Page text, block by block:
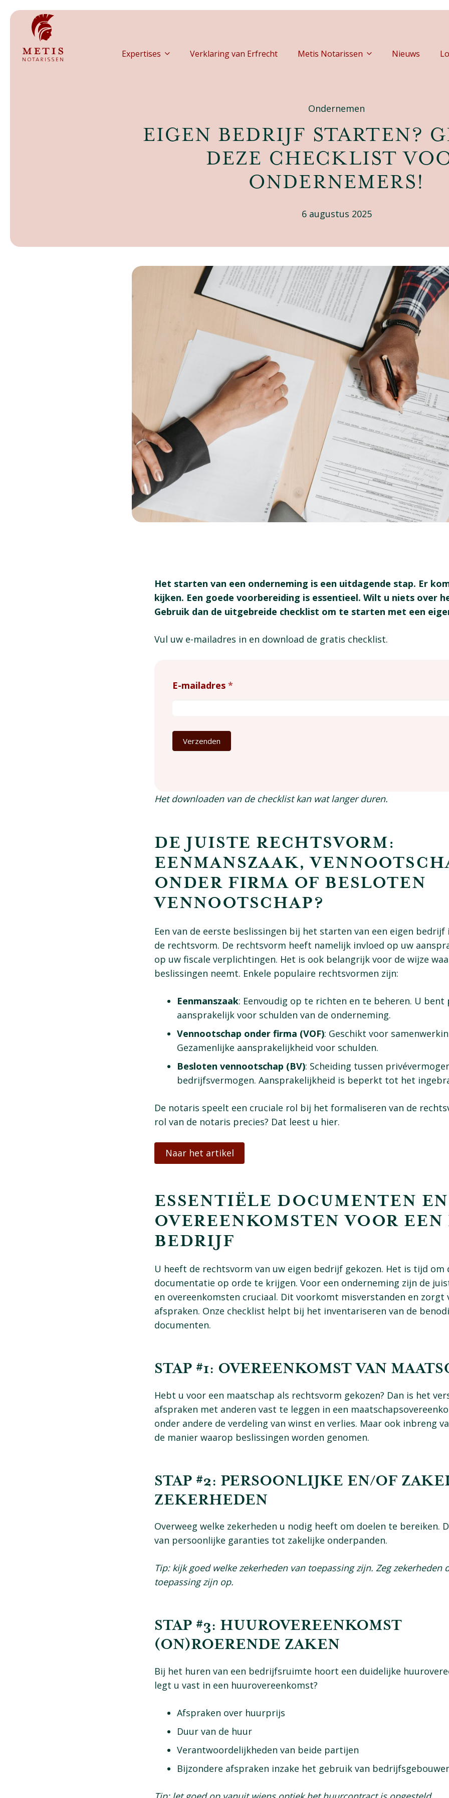
Expertises Verklaring van Erfrecht Metis Notarissen Nieuws
Ondernemen
EIGEN BEDRIJF STARTEN?
DEZE CHECKLIST
ONDERNEMERS!
6 augustus 2025
Het starten van een onderneming is een uitdagende stap. Er
kijken. Een goede voorbereiding is essentieel. Wilt u niets over
Gebruik dan de uitgebreide checklist om te starten met een
Vul uw e-mailadres in en download de gratis checklist.
Checklist
E-mailadres*
Verzenden
Het downloaden van de checklist kan wat langer duren.
DE JUISTE RECHTSVORM:
EENMANSZAAK,
ONDER FIRMA OF BESLOTEN
VENNOOTSCHAP?
Een van de eerste beslissingen bij het starten van een eigen bedrijf
de rechtsvorm. De rechtsvorm heeft namelijk invloed op uw
op uw fiscale verplichtingen. Het is ook belangrijk voor de wijze
beslissingen neemt. Enkele populaire rechtsvormen zijn:
Eenmanszaak: Eenvoudig op te richten en te beheren. U bent
aansprakelijk voor schulden van de onderneming.
Vennootschap onder firma (VOF): Geschikt voor
Gezamenlijke aansprakelijkheid voor schulden.
Besloten vennootschap (BV): Scheiding tussen
bedrijfsvermogen. Aansprakelijkheid is beperkt tot het
De notaris speelt een cruciale rol bij het formaliseren van de
rol van de notaris precies? Dat leest u hier.
Naar het artikel
ESSENTIËLE DOCUMENTEN EN
OVEREENKOMSTEN VOOR
BEDRIJF
U heeft de rechtsvorm van uw eigen bedrijf gekozen. Het is tijd om
documentatie op orde te krijgen. Voor een onderneming zijn de
en overeenkomsten cruciaal. Dit voorkomt misverstanden en zorgt
afspraken. Onze checklist helpt bij het inventariseren van de
documenten.
STAP #1: OVEREENKOMST VAN
Hebt u voor een maatschap als rechtsvorm gekozen? Dan is het
afspraken met anderen vast te leggen in een
onder andere de verdeling van winst en verlies. Maar ook inbreng
de manier waarop beslissingen worden genomen.
STAP #2: PERSOONLIJKE EN/OF
ZEKERHEDEN
Overweeg welke zekerheden u nodig heeft om doelen te bereiken.
van persoonlijke garanties tot zakelijke onderpanden.
Tip: kijk goed welke zekerheden van toepassing zijn. Zeg zekerheden
toepassing zijn op.
STAP #3: HUUROVEREENKOMST
(ON)ROERENDE ZAKEN
Bij het huren van een bedrijfsruimte hoort een duidelijke
legt u vast in een huurovereenkomst?
Afspraken over huurprijs
Duur van de huur
Verantwoordelijkheden van beide partijen
Bijzondere afspraken inzake het gebruik van